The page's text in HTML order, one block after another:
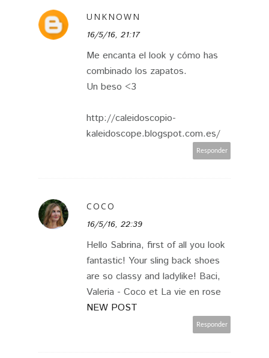
UNKNOWN
16/5/16, 21:17
Me encanta el look y cómo has
combinado los zapatos.
Un beso <3
http://caleidoscopio-
kaleidoscope.blogspot.com.es/
Responder
COCO
16/5/16, 22:39
Hello Sabrina, first of all you look
fantastic! Your sling back shoes
are so classy and ladylike! Baci,
Valeria - Coco et La vie en rose
NEW POST
Responder